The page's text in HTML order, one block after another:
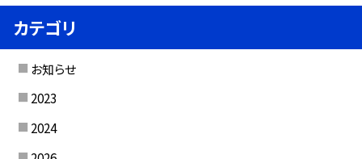
カテゴリ
お知らせ
2023
2024